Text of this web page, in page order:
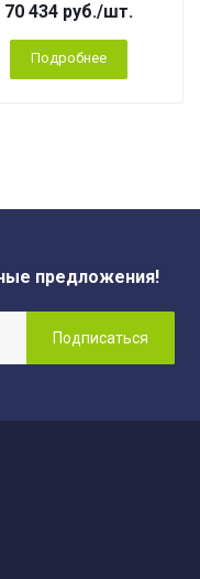
70 434 руб./шт.
Подробнее
предложения!